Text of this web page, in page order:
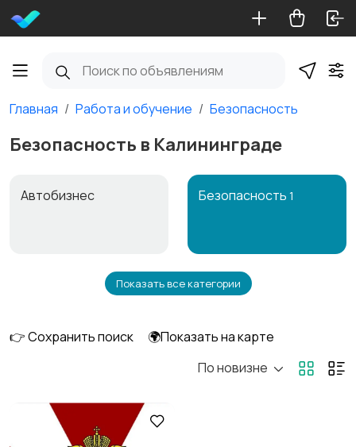
Главная Работа и обучение Безопасность
Безопасность в Калининграде
Автобизнес Безопасность 1
Бытовые услуги и
Высший менеджмент
Добыча сырья,
Показать все категории
👉 Сохранить поиск
🌍Показать на карте
По новизне